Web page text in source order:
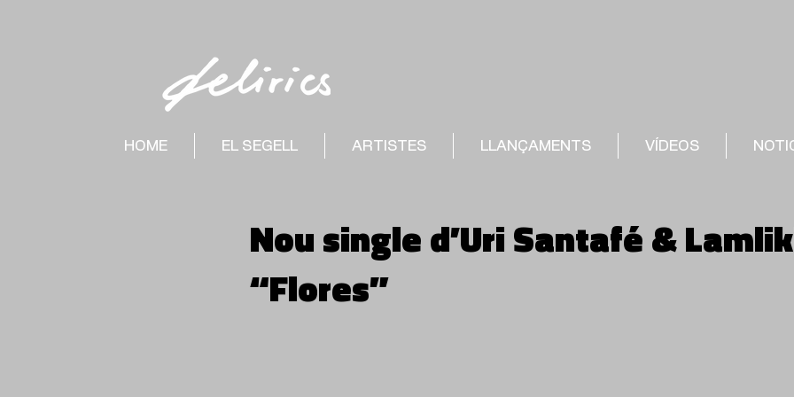
HOME EL SEGELL ARTISTES LLANÇAMENTS VÍDEOS
Nou single d’Uri Santafé &
“Flores”